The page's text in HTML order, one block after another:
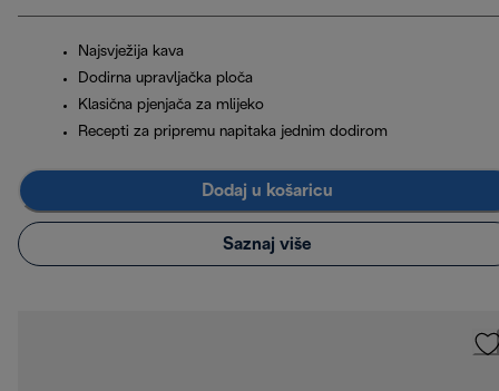
Najsvježija kava
Dodirna upravljačka ploča
Klasična pjenjača za mlijeko
Recepti za pripremu napitaka jednim dodirom
Dodaj u košaricu
Saznaj više